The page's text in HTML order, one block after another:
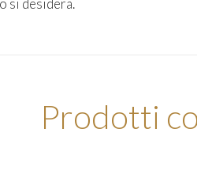
si desidera.
Prodotti